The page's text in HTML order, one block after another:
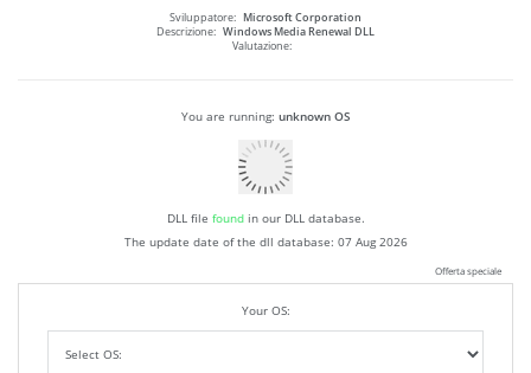
Sviluppatore: Microsoft Corporation
Descrizione: Windows Media Renewal DLL
Valutazione:
You are running: unknown OS
DLL file foundin our DLL database.
The update date of the dll database: 07 Aug 2026
Offerta speciale
Your OS: